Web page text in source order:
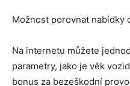
Možnost porovnat nabídky
Na internetu můžete
parametry, jako je věk
bonus za bezeškodní